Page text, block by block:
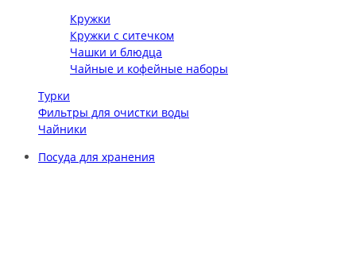
Кружки
Кружки с ситечком
Чашки и блюдца
Чайные и кофейные наборы
Турки
Фильтры для очистки воды
Чайники
Посуда для хранения